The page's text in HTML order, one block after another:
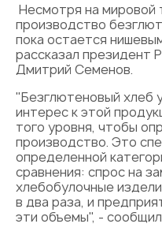
Несмотря на мировой
производство
пока остается
рассказал президент
Дмитрий Семенов.
"Безглютеновый хлеб
интерес к этой
того уровня, чтобы
производство. Это
определенной
сравнения: спрос на
хлебобулочные
в два раза, и
эти объемы", -